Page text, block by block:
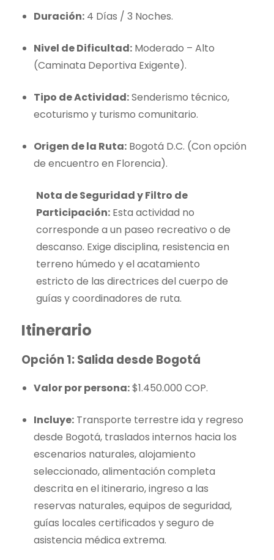
Duración: 4 Días / 3 Noches.
Nivel de Dificultad: Moderado – Alto
(Caminata Deportiva Exigente).
Tipo de Actividad:Senderismo técnico,
ecoturismo y turismo comunitario.
Origen de la Ruta: Bogotá D.C. (Con opción
de encuentro en Florencia).
Nota de Seguridad y Filtro de
Participación: Esta actividad no
corresponde a un paseo recreativo o de
descanso. Exige disciplina, resistencia en
terreno húmedo y el acatamiento
estricto de las directrices del cuerpo de
guías y coordinadores de ruta.
Itinerario
Opción 1: Salida desde Bogotá
Valor por persona:$1.450.000 COP.
Incluye: Transporte terrestre ida y regreso
desde Bogotá, traslados internos hacia los
escenarios naturales, alojamiento
seleccionado, alimentación completa
descrita en el itinerario, ingreso a las
reservas naturales, equipos de seguridad,
guías locales certificados y seguro de
asistencia médica extrema.